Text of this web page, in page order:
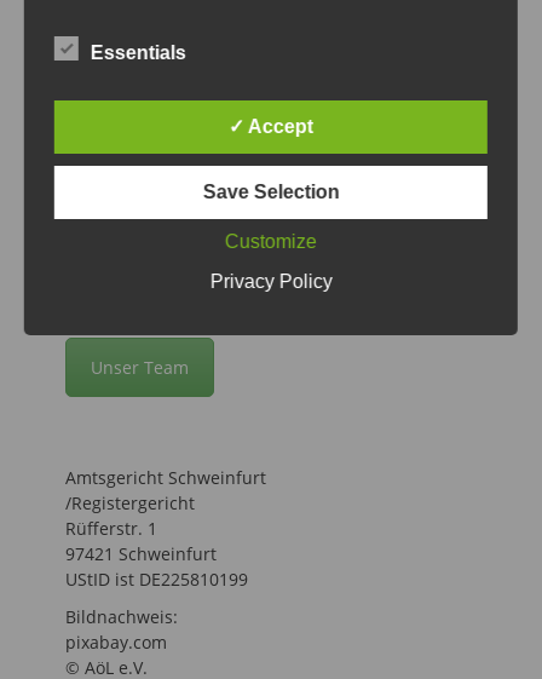
Kontakt & Impressum
Assoziation ökologischer Lebensmittelhersteller
Untere Badersgasse 8
97769 Bad Brückenau
Unser Team
Amtsgericht Schweinfurt
/Registergericht
Rüfferstr. 1
97421 Schweinfurt
UStID ist DE225810199
Bildnachweis:
pixabay.com
© AöL e.V.
Essentials
✓ Accept
Save Selection
Customize
Privacy Policy